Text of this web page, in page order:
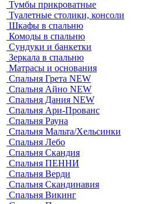
Тумбы прикроватные
Туалетные столики, консоли
Шкафы в спальню
Комоды в спальню
Сундуки и банкетки
Зеркала в спальню
Матрасы и основания
Спальня Грета NEW
Спальня Айно NEW
Спальня Дания NEW
Спальня Ари-Прованс
Спальня Рауна
Спальня Мальта/Хельсинки
Спальня Лебо
Спальня Скандия
Спальня ПЕННИ
Спальня Верди
Спальня Скандинавия
Спальня Викинг